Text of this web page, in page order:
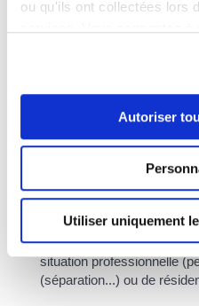
ou qu'ils ont collectées lors
Autoriser
Utiliser uniquement
Qu'est-ce que
Vérifié le 27/04/2023 -
Qu'appelle-t-on la
(Puma) ? Ce principe
frais de santé sans
charge est assurée même
situation professionnelle
(séparation...) ou de